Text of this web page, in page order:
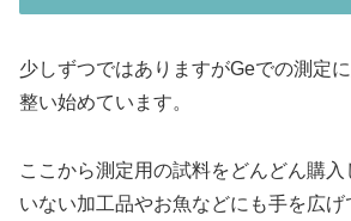
少しずつではありますがGeでの測定
整い始めています。
ここから測定用の試料をどんどん購
いない加工品やお魚などにも手を広